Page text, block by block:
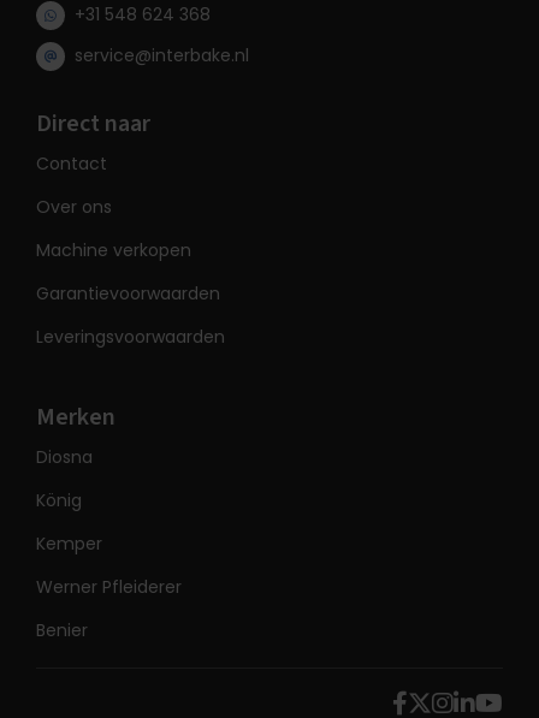
+31 548 624 368
service@interbake.nl
Direct naar
Contact
Over ons
Machine verkopen
Garantievoorwaarden
Leveringsvoorwaarden
Merken
Diosna
König
Kemper
Werner Pfleiderer
Benier